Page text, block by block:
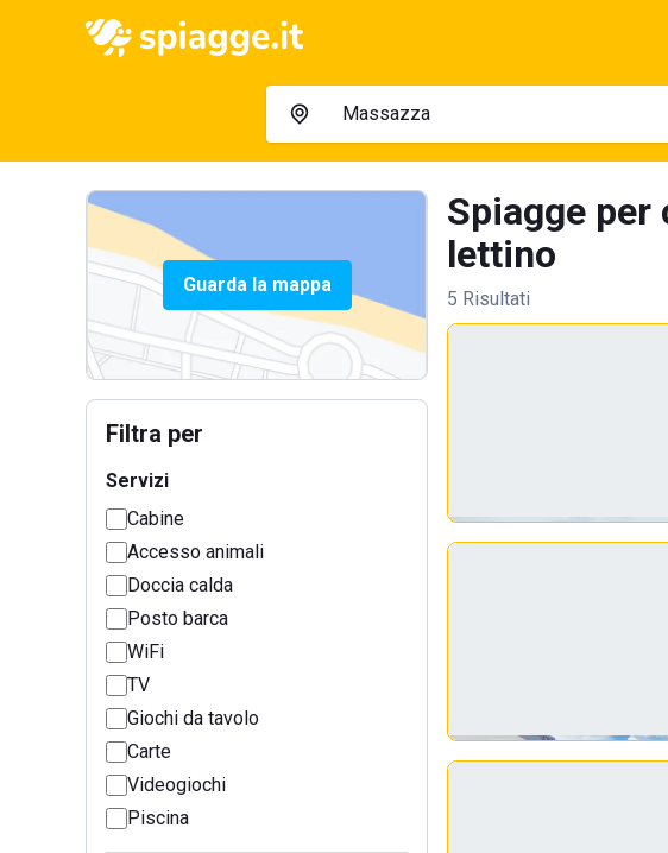
Guarda la mappa
Filtra per
Servizi
Cabine
Accesso animali
Doccia calda
Posto barca
WiFi
TV
Giochi da tavolo
Carte
Videogiochi
Piscina
Spiagge per
lettino
5 Risultati